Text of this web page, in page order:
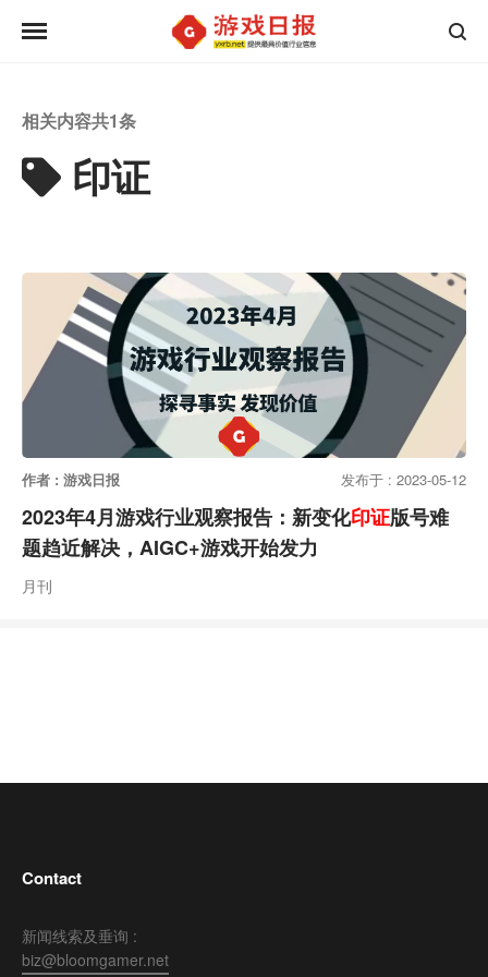
相关内容共1条
印证
作者 : 游戏日报 发布于 : 2023-05-12
2023年4月游戏行业观察报告：新变化印证版号难
题趋近解决，AIGC+游戏开始发力
月刊
Contact
新闻线索及垂询 :
biz@bloomgamer.net